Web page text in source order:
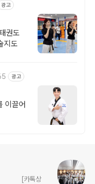
광고
권도
지도
광고
이끌어
[카톡상